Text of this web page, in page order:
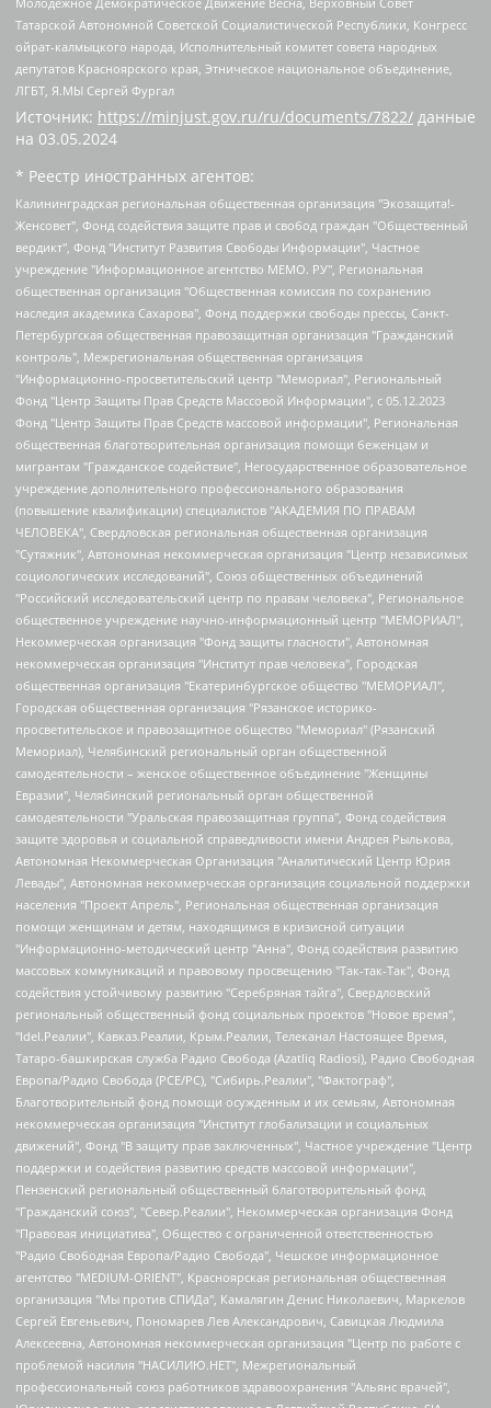
Татарской Автономной Советской Социалистической Республики, Конгресс
ойрат-калмыцкого народа, Исполнительный комитет совета народных
депутатов Красноярского края, Этническое национальное объединение,
ЛГБТ, Я.МЫ Сергей Фургал
Источник: https://minjust.gov.ru/ru/documents/7822/ данные
на 03.05.2024
* Реестр иностранных агентов:
Калининградская региональная общественная организация "Экозащита!-Женсовет", Фонд содействия защите прав и свобод граждан "Общественный вердикт", Фонд "Институт Развития Свободы Информации", Частное учреждение "Информационное агентство МЕМО. РУ", Региональная общественная организация "Общественная комиссия по сохранению наследия академика Сахарова", Фонд поддержки свободы прессы, Санкт-Петербургская общественная правозащитная организация "Гражданский контроль", Межрегиональная общественная организация "Информационно-просветительский центр "Мемориал", Региональный Фонд "Центр Защиты Прав Средств Массовой Информации", с 05.12.2023 Фонд "Центр Защиты Прав Средств массовой информации", Региональная общественная благотворительная организация помощи беженцам и мигрантам "Гражданское содействие", Негосударственное образовательное учреждение дополнительного профессионального образования (повышение квалификации) специалистов "АКАДЕМИЯ ПО ПРАВАМ ЧЕЛОВЕКА", Свердловская региональная общественная организация "Сутяжник", Автономная некоммерческая организация "Центр независимых социологических исследований", Союз общественных объединений "Российский исследовательский центр по правам человека", Региональное общественное учреждение научно-информационный центр "МЕМОРИАЛ", Некоммерческая организация "Фонд защиты гласности", Автономная некоммерческая организация "Институт прав человека", Городская общественная организация "Екатеринбургское общество "МЕМОРИАЛ", Городская общественная организация "Рязанское историко-просветительское и правозащитное общество "Мемориал" (Рязанский Мемориал), Челябинский региональный орган общественной самодеятельности – женское общественное объединение "Женщины Евразии", Челябинский региональный орган общественной самодеятельности "Уральская правозащитная группа", Фонд содействия защите здоровья и социальной справедливости имени Андрея Рылькова, Автономная Некоммерческая Организация "Аналитический Центр Юрия Левады", Автономная некоммерческая организация социальной поддержки населения "Проект Апрель", Региональная общественная организация помощи женщинам и детям, находящимся в кризисной ситуации "Информационно-методический центр "Анна", Фонд содействия развитию массовых коммуникаций и правовому просвещению "Так-так-Так", Фонд содействия устойчивому развитию "Серебряная тайга", Свердловский региональный общественный фонд социальных проектов "Новое время", "Idel.Реалии", Кавказ.Реалии, Крым.Реалии, Телеканал Настоящее Время, Татаро-башкирская служба Радио Свобода (Azatliq Radiosi), Радио Свободная Европа/Радио Свобода (PCE/PC), "Сибирь.Реалии", "Фактограф", Благотворительный фонд помощи осужденным и их семьям, Автономная некоммерческая организация "Институт глобализации и социальных движений", Фонд "В защиту прав заключенных", Частное учреждение "Центр поддержки и содействия развитию средств массовой информации", Пензенский региональный общественный благотворительный фонд "Гражданский союз", "Север.Реалии", Некоммерческая организация Фонд "Правовая инициатива", Общество с ограниченной ответственностью "Радио Свободная Европа/Радио Свобода", Чешское информационное агентство "MEDIUM-ORIENT", Красноярская региональная общественная организация "Мы против СПИДа", Камалягин Денис Николаевич, Маркелов Сергей Евгеньевич, Пономарев Лев Александрович, Савицкая Людмила Алексеевна, Автономная некоммерческая организация "Центр по работе с проблемой насилия "НАСИЛИЮ.НЕТ", Межрегиональный профессиональный союз работников здравоохранения "Альянс врачей", Юридическое лицо, зарегистрированное в Латвийской Республике, SIA "Medusa Project" (регистрационный номер 40103797863, дата регистрации 10.06.2014), Некоммерческая организация "Фонд по борьбе с коррупцией", Автономная некоммерческая организация "Институт права и публичной политики", Баданин Роман Сергеевич, Гликин Максим Александрович, Железнова Мария Михайловна, Лукьянова Юлия Сергеевна, Маетная Елизавета Витальевна, Маняхин Петр Борисович, Чуракова Ольга Владимировна, Ярош Юлия Петровна, Юридическое лицо "The Insider SIA", зарегистрированное в Риге, Латвийская Республика (дата регистрации 26.06.2015), являющееся администратором доменного имени интернет-издания "The Insider SIA", https://theins.ru, Постернак Алексей Евгеньевич, Рубин Михаил Аркадьевич, Анин Роман Александрович, Юридическое лицо Istories fonds, зарегистрированное в Латвийской Республике (регистрационный номер 50008295751, дата регистрации 24.02.2020), Великовский Дмитрий Александрович, Долинина Ирина Николаевна, Мароховская Алеся Алексеевна, Шлейнов Роман Юрьевич, Шмагун Олеся Валентиновна, Общество с ограниченной ответственностью "Альтаир 2021", Общество с ограниченной ответственностью "Вега 2021", Общество с ограниченной ответственностью "Главный редактор 2021", Общество с ограниченной ответственностью "Ромашки монолит", Важенков Артем Валерьевич, Ивановская областная общественная организация "Центр гендерных исследований", Гурман Юрий Альбертович, Медиапроект "ОВД-Инфо", Егоров Владимир Владимирович, Жилинский Владимир Александрович, Общество с ограниченной ответственностью "ЗП", Иванова София Юрьевна, Карезина Инна Павловна, Кильтау Екатерина Викторовна, Петров Алексей Викторович, Пискунов Сергей Евгеньевич, Смирнов Сергей Сергеевич, Тихонов Михаил Сергеевич, Общество с ограниченной ответственностью "ЖУРНАЛИСТ-ИНОСТРАННЫЙ АГЕНТ", Арапова Галина Юрьевна, Вольтская Татьяна Анатольевна, Американская компания "Mason G.E.S. Anonymous Foundation" (США), являющаяся владельцем интернет-издания https://mnews.world/, Компания "Stichting Bellingcat", зарегистрированная в Нидерландах (дата регистрации 11.07.2018), Захаров Андрей Вячеславович, Клепиковская Екатерина Дмитриевна, Общество с ограниченной ответственностью "МЕМО", Перл Роман Александрович, Симонов Евгений Алексеевич, Соловьева Елена Анатольевна, Сотников Даниил Владимирович, Сурначева Елизавета Дмитриевна, Автономная некоммерческая организация по защите прав человека и информированию населения "Якутия – Наше Мнение", Общество с ограниченной ответственностью "Москоу диджитал медиа", с 26.01.2023 Общество с ограниченной ответственностью "Чайка Белые сады", Ветошкина Валерия Валерьевна, Заговора Максим Александрович, Межрегиональное общественное движение "Российская ЛГБТ - сеть", Оленичев Максим Владимирович, Павлов Иван Юрьевич, Скворцова Елена Сергеевна, Общество с ограниченной ответственностью "Как бы инагент", Кочетков Игорь Викторович, Общество с ограниченной ответственностью "Честные выборы", Еланчик Олег Александрович, Общество с ограниченной ответственностью "Нобелевский призыв", Гималова Регина Эмилевна, Григорьев Андрей Валерьевич, Григорьева Алина Александровна, Ассоциация по содействию защите прав призывников, альтернативнослужащих и военнослужащих "Правозащитная группа "Гражданин.Армия.Право", Хисамова Регина Фаритовна, Автономная некоммерческая организация по реализации социально-правовых программ "Лилит", Дальневосточное общественное движение "Маяк", Санкт-Петербургская ЛГБТ-инициативная группа "Выход", Инициативная группа ЛГБТ+ "Реверс", Алексеев Андрей Викторович, Бекбулатова Таисия Львовна, Беляев Иван Михайлович, Владыкина Елена Сергеевна, Гельман Марат Александрович, Никульшина Вероника Юрьевна, Толоконникова Надежда Андреевна, Шендерович Виктор Анатольевич, Общество с ограниченной ответственностью "Данное сообщение", Общество с ограниченной ответственностью Издательский дом "Новая глава", Айнбиндер Александра Александровна, Московский комьюнити-центр для ЛГБТ+инициатив, Благотворительный фонд развития филантропии, Deutsche Welle (Германия, Kurt-Schumacher-Strasse 3, 53113 Bonn), Борзунова Мария Михайловна, Воробьев Виктор Викторович, Голубева Анна Львовна, Константинова Алла Михайловна, Малкова Ирина Владимировна, Мурадов Мурад Абдулгалимович, Осетинская Елизавета Николаевна, Понасенков Евгений Николаевич, Ганапольский Матвей Юрьевич, Киселев Евгений Алексеевич, Борухович Ирина Григорьевна, Дремин Иван Тимофеевич, Дубровский Дмитрий Викторович, Красноярская региональная общественная организация поддержки и развития альтернативных образовательных технологий и межкультурных коммуникаций "ИНТЕРРА", Маяковская Екатерина Алексеевна, Фейгин Марк Захарович, Филимонов Андрей Викторович, Дзугкоева Регина Николаевна, Доброхотов Роман Александрович, Дудь Юрий Александрович, Елкин Сергей Владимирович, Кругликов Кирилл Игоревич, Сабунаева Мария Леонидовна, Семенов Алексей Владимирович, Шаинян Карен Багратович, Шульман Екатерина Михайловна, Асафьев Артур Валерьевич, Вахштайн Виктор Семенович, Венедиктов Алексей Алексеевич, Лушникова Екатерина Евгеньевна, Волков Леонид Михайлович, Невзоров Александр Глебович, Пархоменко Сергей Борисович, Сироткин Ярослав Николаевич, Кара-Мурза Владимир Владимирович, Баранова Наталья Владимировна, Гозман Леонид Яковлевич, Кагарлицкий Борис Юльевич, Климарев Михаил Валерьевич, Милов Владимир Станиславович, Автономная некоммерческая организация Краснодарский центр современного искусства "Типография", Моргенштерн Алишер Тагирович, Соболь Любовь Эдуардовна, Общество с ограниченной ответственностью "ЛИЗА НОРМ", Каспаров Гарри Кимович, Ходорковский Михаил Борисович, Общество с ограниченной ответственностью "Апрельские тезисы", Данилович Ирина Брониславовна, Кашин Олег Владимирович, Петров Николай Владимирович, Пивоваров Алексей Владимирович, Соколов Михаил Владимирович, Цветкова Юлия Владимировна, Чичваркин Евгений Александрович, Комитет против пыток/Команда против пыток, Общество с ограниченной ответственностью "Первый научный", Общество с ограниченной ответственностью "Вертолет и ко", Белоцерковская Вероника Борисовна, Кац Максим Евгеньевич, Лазарева Татьяна Юрьевна, Шаведдинов Руслан Табризович, Яшин Илья Валерьевич, Общество с ограниченной ответственностью "Иноагент ААВ", Алешковский Дмитрий Петрович, Альбац Евгения Марковна, Быков Дмитрий Львович, Галямина Юлия Евгеньевна, Лойко Сергей Леонидович, Мартынов Кирилл Константинович, Медведев Сергей Александрович, Крашенинников Федор Геннадиевич, Гордеева Катерина Вл